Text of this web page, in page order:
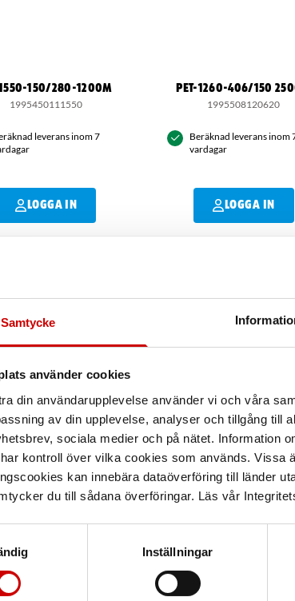
Samtycke
använder cookies
din användarupplevelse använder vi och våra
av din upplevelse, analyser och tillgång till
sociala medier och på nätet. Information
kontroll över vilka cookies som används. Vissa
kan innebära dataöverföring till länder
du till sådana överföringar. Läs vår
Inställningar
150/280-1200M
1995450111550
leverans inom 7
LOGGA IN
PET-1260-406/150
1995508120620
Beräknad leverans inom
vardagar
LOGGA IN
är speciellt utformad för att banda
band och kan användas med både WG-
för en säker och stabil bandning.
produkt